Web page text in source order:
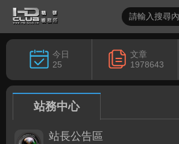
今日
25
文章
1978643
站務中心
站長公告區